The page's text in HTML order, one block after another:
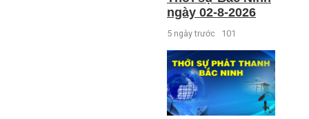
ngày 02-8-2026
5 ngày trước 101